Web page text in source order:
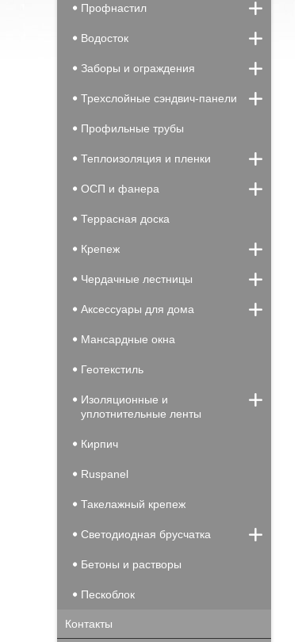
Профнастил
Водосток
Заборы и ограждения
Трехслойные сэндвич-панели
Профильные трубы
Теплоизоляция и пленки
ОСП и фанера
Террасная доска
Крепеж
Чердачные лестницы
Аксессуары для дома
Мансардные окна
Геотекстиль
Изоляционные и
уплотнительные ленты
Кирпич
Ruspanel
Такелажный крепеж
Светодиодная брусчатка
Бетоны и растворы
Пескоблок
Контакты